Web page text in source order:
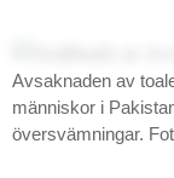
Avsaknaden av
människor i
översvämningar.